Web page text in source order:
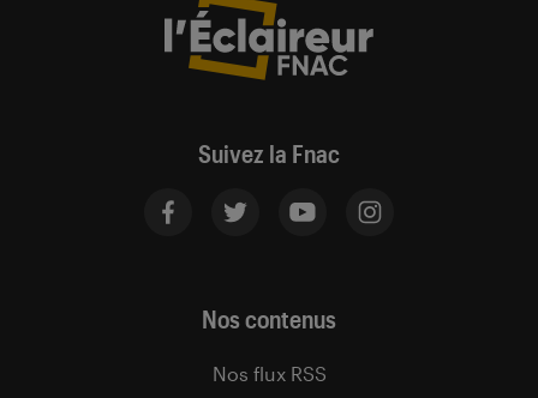
Suivez la Fnac
Nos contenus
Nos flux RSS